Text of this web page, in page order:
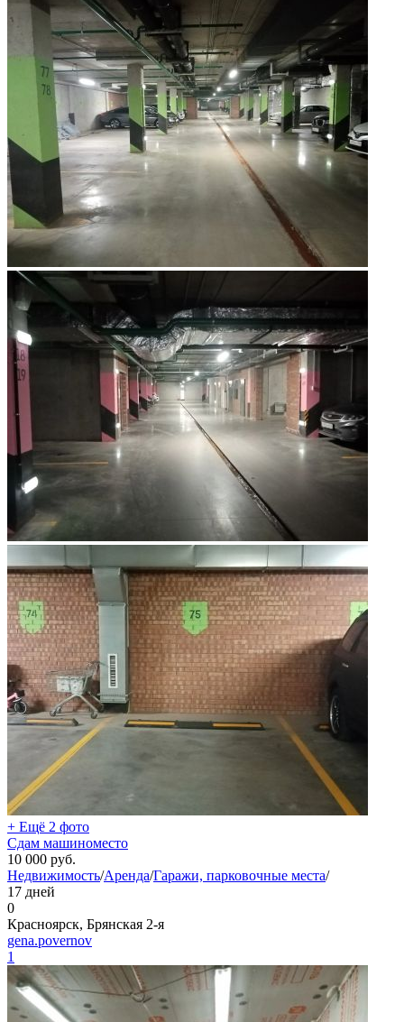
+ Ещё 2 фото
Сдам машиноместо
10 000 руб.
Недвижимость/Аренда/Гаражи, парковочные места/
17 дней
0
Красноярск, Брянская 2-я
gena.povernov
1